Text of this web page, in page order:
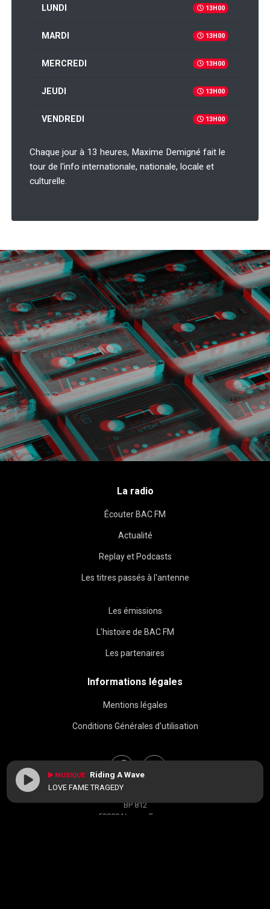
LUNDI 13H00
MARDI 13H00
MERCREDI 13H00
JEUDI 13H00
VENDREDI 13H00
Chaque jour à 13 heures, Maxime Demigné fait le
tour de l'info internationale, nationale, locale et
culturelle.
La radio
Écouter BAC FM
Actualité
Replay et Podcasts
Les titres passés à l'antenne
Les émissions
L'histoire de BAC FM
Les partenaires
Informations légales
Mentions légales
Conditions Générales d'utilisation
BP 812
58008 Nevers, France
MUSIQUE Riding A Wave
LOVE FAME TRAGEDY